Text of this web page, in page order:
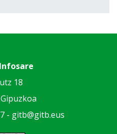
18
- gitb@gitb.eus